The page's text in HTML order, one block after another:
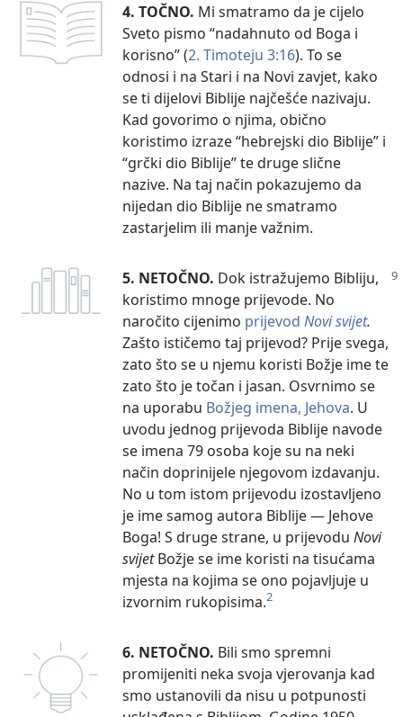
4. TOČNO. Mi smatramo da je cijelo
Sveto pismo “nadahnuto od Boga i
korisno” (2. Timoteju 3:16). To se
odnosi i na Stari i na Novi zavjet, kako
se ti dijelovi Biblije najčešće nazivaju.
Kad govorimo o njima, obično
koristimo izraze “hebrejski dio Biblije” i
“grčki dio Biblije” te druge slične
nazive. Na taj način pokazujemo da
nijedan dio Biblije ne smatramo
zastarjelim ili manje važnim.
5. NETOČNO. Dok istražujemo Bibliju,
koristimo mnoge prijevode. No
naročito cijenimo prijevod Novi svijet.
Zašto ističemo taj prijevod? Prije svega,
zato što se u njemu koristi Božje ime te
zato što je točan i jasan. Osvrnimo se
na uporabu Božjeg imena, Jehova. U
uvodu jednog prijevoda Biblije navode
se imena 79 osoba koje su na neki
način doprinijele njegovom izdavanju.
No u tom istom prijevodu izostavljeno
je ime samog autora Biblije — Jehove
Boga! S druge strane, u prijevodu Novi
svijetBožje se ime koristi na tisućama
mjesta na kojima se ono pojavljuje u
izvornim rukopisima.2
6. NETOČNO. Bili smo spremni
promijeniti neka svoja vjerovanja kad
smo ustanovili da nisu u potpunosti